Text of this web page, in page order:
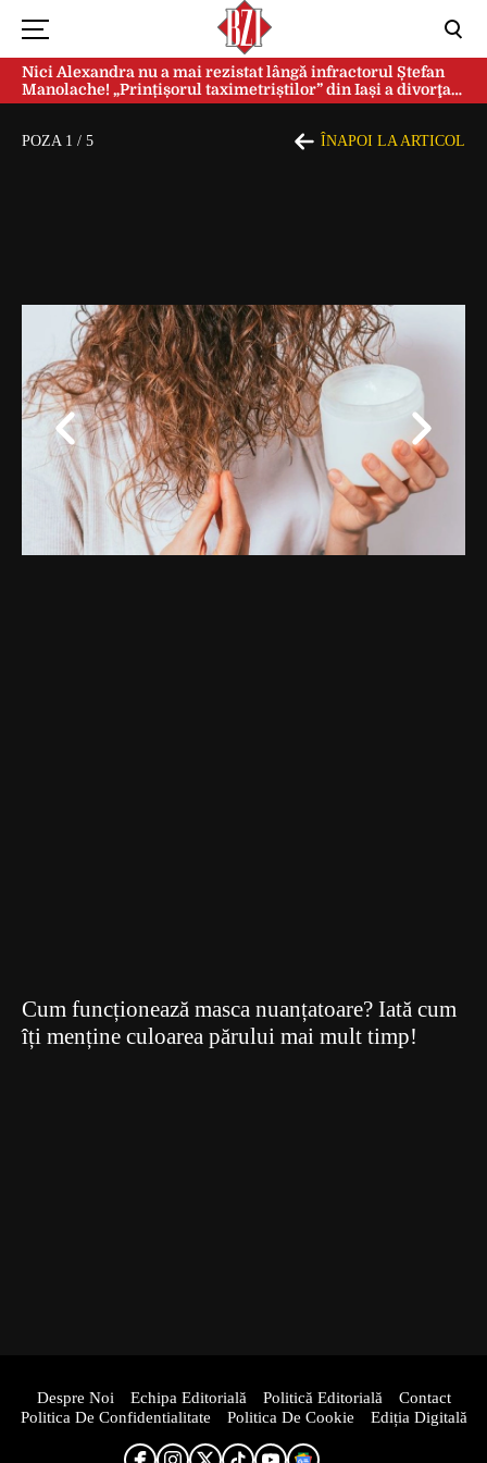
Nici Alexandra nu a mai rezistat lângă infractorul Ștefan
Manolache! „Prințișorul taximetriștilor” din Iași a divorţat
după doi ani de căsnicie
POZA 1 / 5 ÎNAPOI LA ARTICOL
Cum funcționează masca nuanțatoare? Iată cum
îți menține culoarea părului mai mult timp!
Despre Noi Echipa Editorială Politică Editorială
Contact
Politica De Confidentialitate
Politica De Cookie Ediția Digitală